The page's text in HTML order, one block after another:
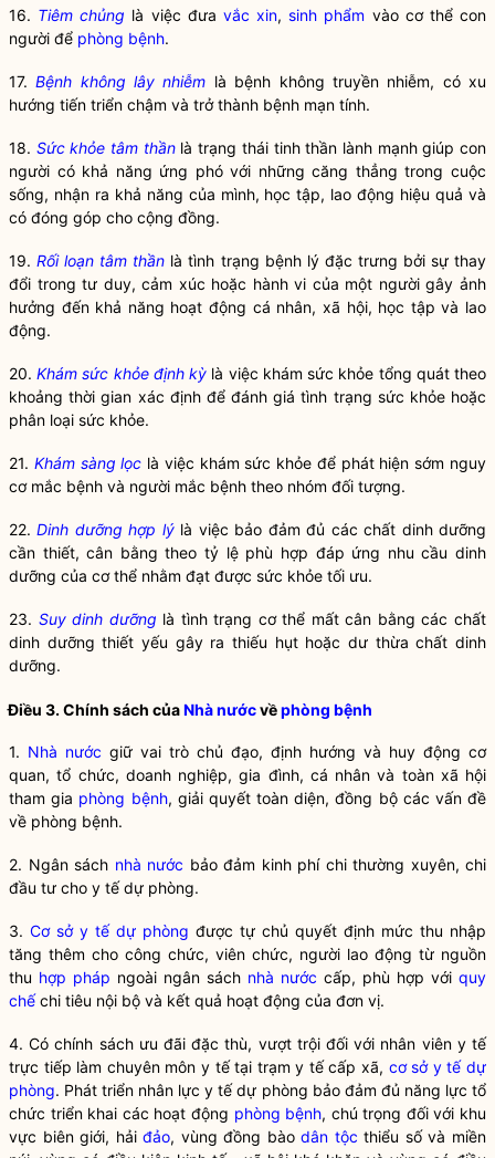
16. Tiêm chủng là việc đưa vắc xin,sinh phẩm vào cơ thể con
người để phòng bệnh.
17.Bệnh không lây nhiễm là bệnh không truyền nhiễm, có xu
hướng tiến triển chậm và trở thành bệnh mạn tính.
18. Sức khỏe tâm thần là trạng thái tinh thần lành mạnh giúp con
người có khả năng ứng phó với những căng thẳng trong cuộc
sống, nhận ra khả năng của mình, học tập, lao động hiệu quả và
có đóng góp cho cộng đồng.
19.Rối loạn tâm thần là tình trạng bệnh lý đặc trưng bởi sự thay
đổi trong tư duy, cảm xúc hoặc hành vi của một người gây ảnh
hưởng đến khả năng hoạt động cá nhân, xã hội, học tập và lao
động.
20.Khám sức khỏe định kỳ là việc khám sức khỏe tổng quát theo
khoảng thời gian xác định để đánh giá tình trạng sức khỏe hoặc
phân loại sức khỏe.
21. Khám sàng lọc là việc khám sức khỏe để phát hiện sớm nguy
cơ mắc bệnh và người mắc bệnh theo nhóm đối tượng.
22.Dinh dưỡng hợp lý là việc bảo đảm đủ các chất dinh dưỡng
cần thiết, cân bằng theo tỷ lệ phù hợp đáp ứng nhu cầu dinh
dưỡng của cơ thể nhằm đạt được sức khỏe tối ưu.
23. Suy dinh dưỡng là tình trạng cơ thể mất cân bằng các chất
dinh dưỡng thiết yếu gây ra thiếu hụt hoặc dư thừa chất dinh
dưỡng.
Điều 3. Chính sách củaNhà nướcvềphòng bệnh
1. Nhà nước giữ vai trò chủ đạo, định hướng và huy động cơ
quan, tổ chức, doanh nghiệp, gia đình, cá nhân và toàn xã hội
tham gia phòng bệnh, giải quyết toàn diện, đồng bộ các vấn đề
về phòng bệnh.
2. Ngân sách nhà nước bảo đảm kinh phí chi thường xuyên, chi
đầu tư cho y tế dự phòng.
3. Cơ sở y tế dự phòng được tự chủ quyết định mức thu nhập
tăng thêm cho công chức, viên chức, người lao động từ nguồn
thu hợp pháp ngoài ngân sách nhà nước cấp, phù hợp với quy
chếchi tiêu nội bộ và kết quả hoạt động của đơn vị.
4. Có chính sách ưu đãi đặc thù, vượt trội đối với nhân viên y tế
trực tiếp làm chuyên môn y tế tại trạm y tế cấp xã, cơ sở y tế dự
phòng. Phát triển nhân lực y tế dự phòng bảo đảm đủ năng lực tổ
chức triển khai các hoạt động phòng bệnh, chú trọng đối với khu
vực biên giới, hảiđảo, vùng đồng bàodân tộc thiểu số và miền